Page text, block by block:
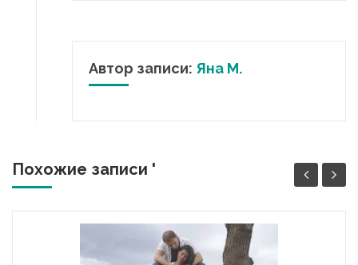
Автор записи: Яна М.
Похожие записи '